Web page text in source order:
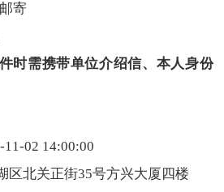
寄
时需携带单位介绍信、本人身份
02 14:00:00
区北关正街35号方兴大厦四楼